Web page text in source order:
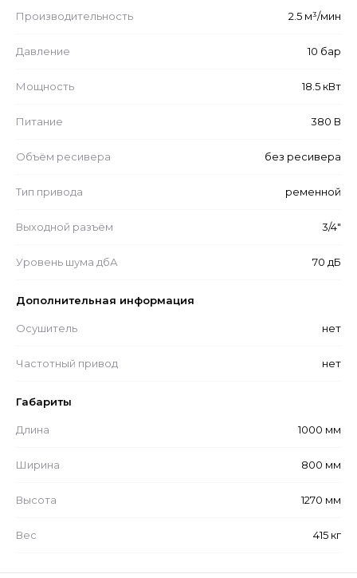
Производительность 2.5 м³/мин
Давление 10 бар
Мощность 18.5 кВт
Питание 380 В
Объём ресивера без ресивера
Тип привода ременной
Выходной разъём 3/4"
Уровень шума дбА 70 дБ
Дополнительная информация
Осушитель нет
Частотный привод нет
Габариты
Длина 1000 мм
Ширина 800 мм
Высота 1270 мм
Вес 415 кг